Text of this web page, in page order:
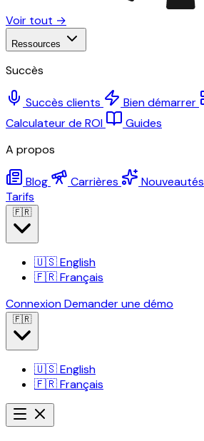
Voir tout →
Ressources
Succès
Succès clients Bien démarrer
Calculateur de ROI
Guides
A propos
Blog Carrières
Nouveautés
Tarifs
🇫🇷
🇺🇸English
🇫🇷Français
ConnexionDemander une démo
🇫🇷
🇺🇸English
🇫🇷Français